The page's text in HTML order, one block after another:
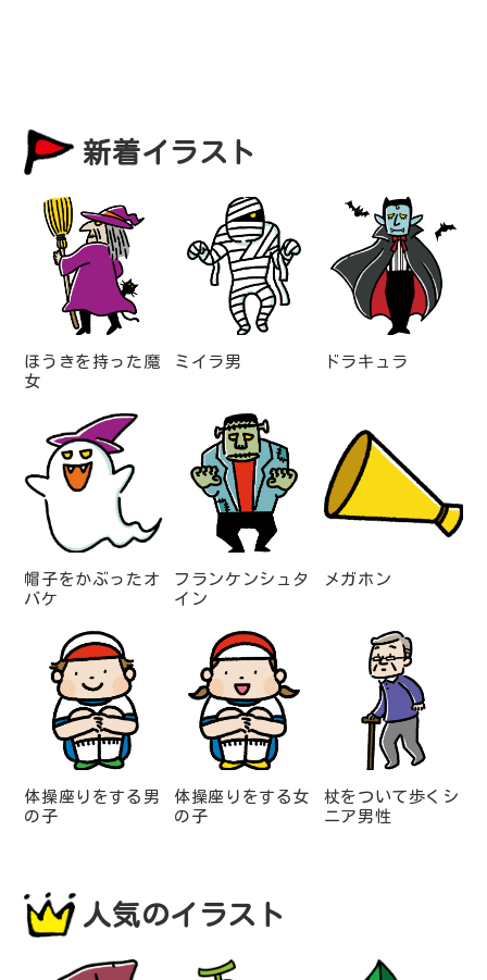
新着イラスト
ほうきを持った魔
女
ミイラ男 ドラキュラ
帽子をかぶったオ
バケ
フランケンシュタ
イン
メガホン
体操座りをする男
の子
体操座りをする女
の子
杖をついて歩くシ
ニア男性
人気のイラスト